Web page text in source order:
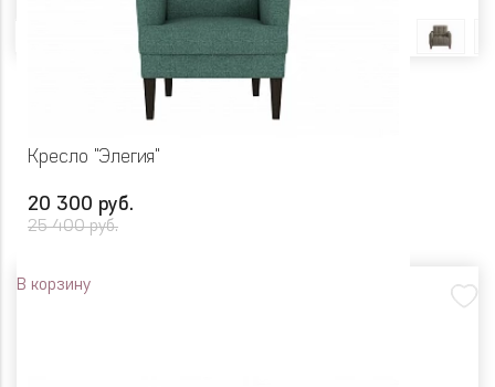
Кресло "Элегия"
20 300 руб.
25 400 руб.
В корзину